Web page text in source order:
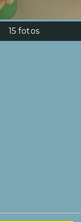
15 fotos